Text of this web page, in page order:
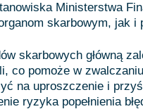
Ministerstwa
skarbowym, jak i
skarbowych główną
co pomoże w
na uproszczenie i
ryzyka popełnienia